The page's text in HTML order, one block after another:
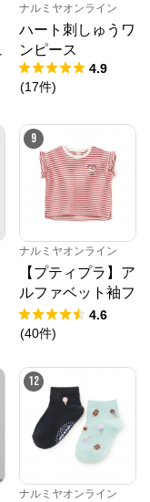
ナルミヤオンライン
ハート刺しゅうワ
ンピース
4.9
(17件)
9
ナルミヤオンライン
【プティプラ】ア
ルファベット袖フ
リルTシャツ
4.6
(40件)
12
ナルミヤオンライン